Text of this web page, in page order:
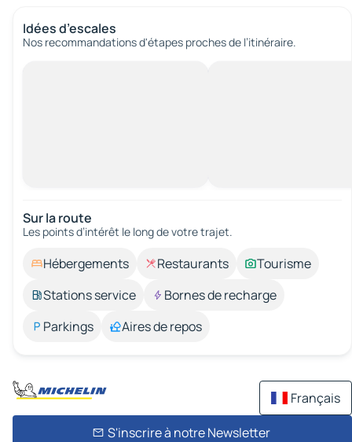
Idées d’escales
Nos recommandations d'étapes proches de l’itinéraire.
Sur la route
Les points d’intérêt le long de votre trajet.
Hébergements Restaurants
Tourisme
Stations service
Bornes de recharge
Parkings
Aires de repos
Français
S'inscrire à notre Newsletter